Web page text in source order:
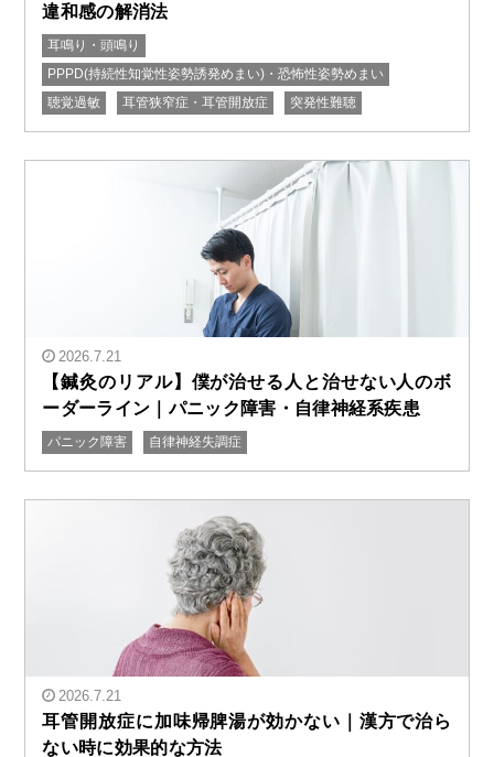
" alt="耳が重い感じ｜耳鳴りにつながるストレス由来の
違和感の解消法"/>
違和感の解消法
耳鳴り・頭鳴り
PPPD(持続性知覚性姿勢誘発めまい)・恐怖性姿勢めまい
聴覚過敏
耳管狭窄症・耳管開放症 突発性難聴
" alt="【鍼灸のリアル】僕が治せる人と治せない人のボ
2026.7.21
【鍼灸のリアル】僕が治せる人と治せない人のボ
ーダーライン｜パニック障害・自律神経系疾患
パニック障害 自律神経失調症
2026.7.21
耳管開放症に加味帰脾湯が効かない｜漢方で治ら
ない時に効果的な方法